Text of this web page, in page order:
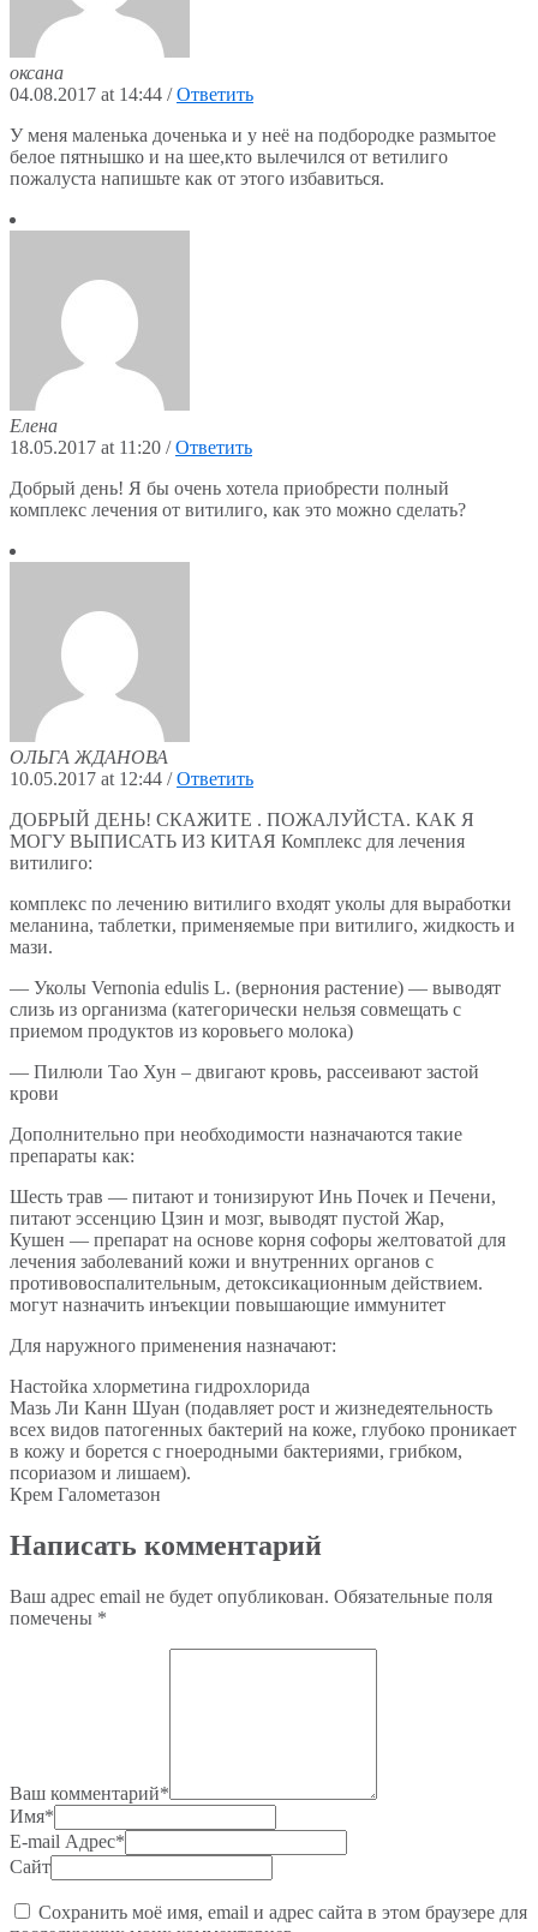
оксана
04.08.2017 at 14:44 /Ответить
У меня маленька доченька и у неё на подбородке размытое
белое пятнышко и на шее,кто вылечился от ветилиго
пожалуста напишьте как от этого избавиться.
Елена
18.05.2017 at 11:20 /Ответить
Добрый день! Я бы очень хотела приобрести полный
комплекс лечения от витилиго, как это можно сделать?
ОЛЬГА ЖДАНОВА
10.05.2017 at 12:44 /Ответить
ДОБРЫЙ ДЕНЬ! СКАЖИТЕ . ПОЖАЛУЙСТА. КАК Я
МОГУ ВЫПИСАТЬ ИЗ КИТАЯ Комплекс для лечения
витилиго:
комплекс по лечению витилиго входят уколы для выработки
меланина, таблетки, применяемые при витилиго, жидкость и
мази.
— Уколы Vernonia edulis L. (вернония растение) — выводят
слизь из организма (категорически нельзя совмещать с
приемом продуктов из коровьего молока)
— Пилюли Тао Хун – двигают кровь, рассеивают застой
крови
Дополнительно при необходимости назначаются такие
препараты как:
Шесть трав — питают и тонизируют Инь Почек и Печени,
питают эссенцию Цзин и мозг, выводят пустой Жар,
Кушен — препарат на основе корня софоры желтоватой для
лечения заболеваний кожи и внутренних органов с
противовоспалительным, детоксикационным действием.
могут назначить инъекции повышающие иммунитет
Для наружного применения назначают:
Настойка хлорметина гидрохлорида
Мазь Ли Канн Шуан (подавляет рост и жизнедеятельность
всех видов патогенных бактерий на коже, глубоко проникает
в кожу и борется с гноеродными бактериями, грибком,
псориазом и лишаем).
Крем Галометазон
Написать комментарий
Ваш адрес email не будет опубликован. Обязательные поля
помечены *
Ваш комментарий*
Имя*
E-mail Адрес*
Сайт
Сохранить моё имя, email и адрес сайта в этом браузере для